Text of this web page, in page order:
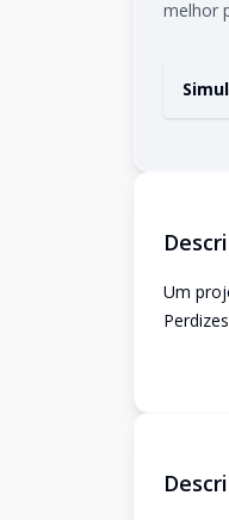
melhor
Um